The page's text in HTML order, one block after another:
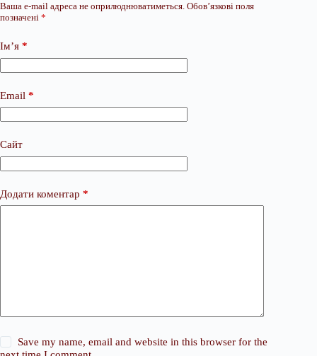
Ваша e-mail адреса не оприлюднюватиметься. Обов’язкові поля
позначені *
Ім’я *
Email *
Сайт
Додати коментар *
Save my name, email and website in this browser for the